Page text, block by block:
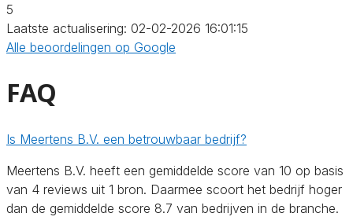
5
Laatste actualisering: 02-02-2026 16:01:15
Alle beoordelingen op Google
FAQ
Is Meertens B.V. een betrouwbaar bedrijf?
Meertens B.V. heeft een gemiddelde score van 10 op basis
van 4 reviews uit 1 bron. Daarmee scoort het bedrijf hoger
dan de gemiddelde score 8.7 van bedrijven in de branche.